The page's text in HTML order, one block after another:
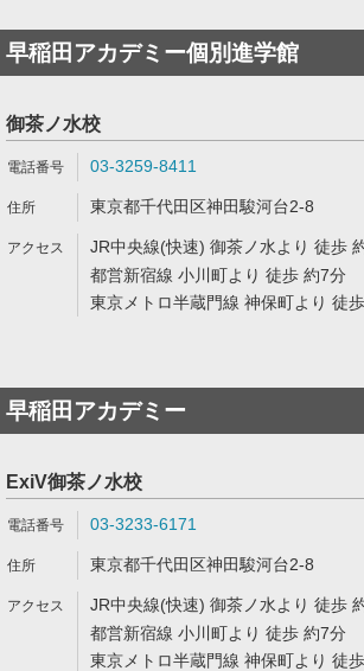
早稲田アカデミー個別進学館
御茶ノ水校
03-3259-8411
東京都千代田区神田駿河台2-8
JR中央線(快速) 御茶ノ水より 徒歩
都営新宿線 小川町より 徒歩 約7分
東京メトロ半蔵門線 神保町より 徒
早稲田アカデミー
ExiV御茶ノ水校
03-3233-6171
東京都千代田区神田駿河台2-8
JR中央線(快速) 御茶ノ水より 徒歩
都営新宿線 小川町より 徒歩 約7分
東京メトロ半蔵門線 神保町より 徒